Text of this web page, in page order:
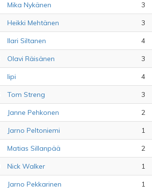
Mika Nykänen 3
Heikki Mehtänen 3
Ilari Siltanen 4
Olavi Räisänen 3
lipi 4
Tom Streng 3
Janne Pehkonen 2
Jarno Peltoniemi 1
Matias Sillanpää 2
Nick Walker 1
Jarno Pekkarinen 1